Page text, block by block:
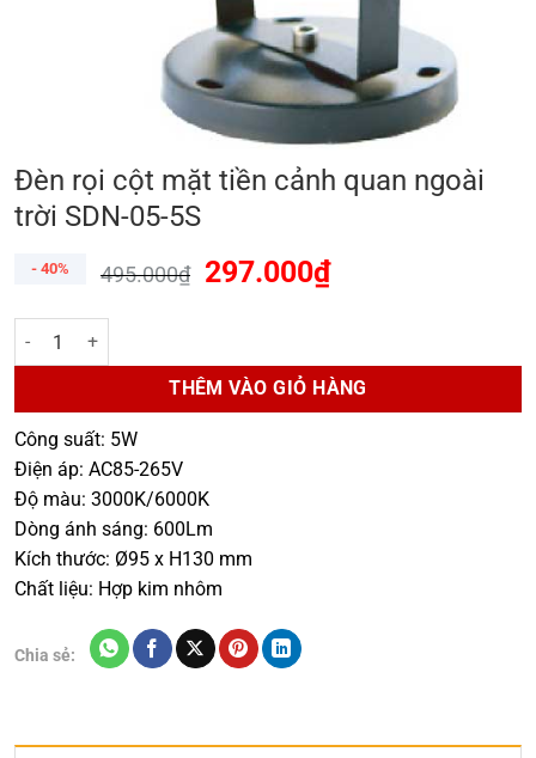
Đèn rọi cột mặt tiền cảnh quan ngoài
trời SDN-05-5S
- 40% 495.000₫ 297.000₫
Đèn rọi cột mặt tiền cảnh quan ngoài trời SDN-05-5S số lượng
THÊM VÀO GIỎ HÀNG
Công suất: 5W
Điện áp: AC85-265V
Độ màu: 3000K/6000K
Dòng ánh sáng: 600Lm
Kích thước: Ø95 x H130 mm
Chất liệu: Hợp kim nhôm
Chia sẻ: